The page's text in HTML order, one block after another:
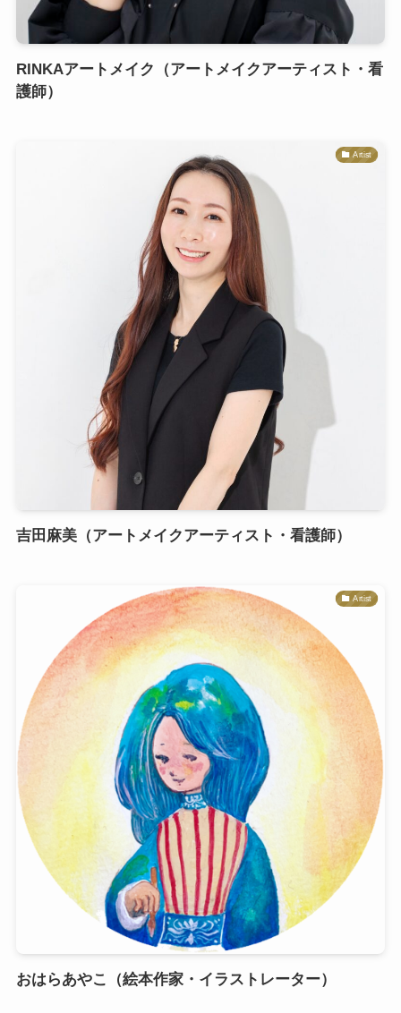
RINKAアートメイク（アートメイクアーティスト・看
護師）
Artist
吉田麻美（アートメイクアーティスト・看護師）
Artist
おはらあやこ（絵本作家・イラストレーター）